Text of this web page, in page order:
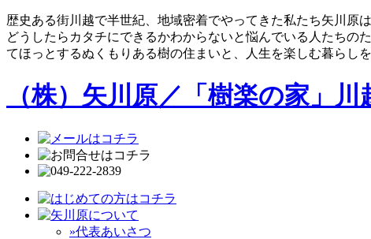
歴史ある街川越で半世紀、地域密着でやってきた私たち矢川原
どうしたらカタチにできるかわからないと悩んでいる人たちの
てほっとするぬくもりある樹の住まいと、人生を楽しむ暮らし
（株）矢川原／「樹楽の家」
»代表あいさつ